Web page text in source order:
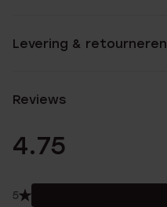
Levering & retourneren
Reviews
4.75
5